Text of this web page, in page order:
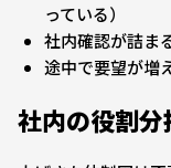
っている）
社内確認が詰ま
途中で要望が増
社内の役割